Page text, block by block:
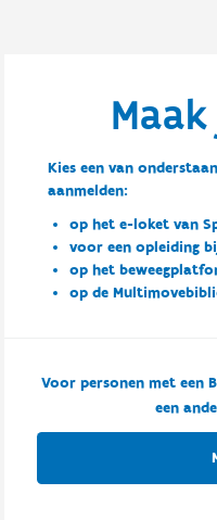
Kies een van
aanmelden:
op het e-loket van
voor een opleiding
op het
op de
Voor personen met een
een